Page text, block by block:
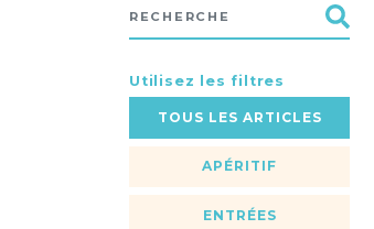
Utilisez les filtres
TOUS LES ARTICLES
APÉRITIF
ENTRÉES